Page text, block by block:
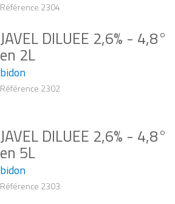
Référence 2304
JAVEL DILUEE 2,6% - 4,8°
en 2L
bidon
Référence 2302
JAVEL DILUEE 2,6% - 4,8°
en 5L
bidon
Référence 2303